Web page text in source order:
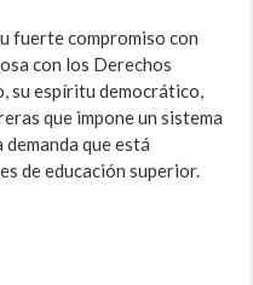
fuerte compromiso con
con los Derechos
su espíritu democrático,
que impone un sistema
que está
de educación superior.